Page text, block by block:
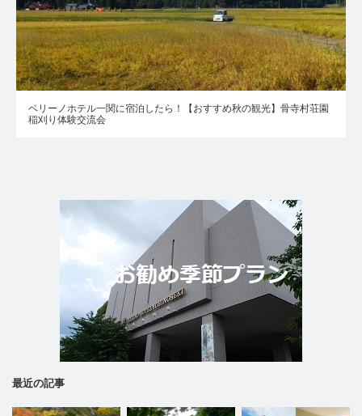
ベリーノホテル一関に宿泊したら！【おすすめ秋の観光】骨寺村荘園
稲刈り体験交流会
最近の記事